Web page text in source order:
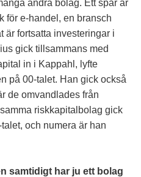
andra bolag. Ett spår är
för e-handel, en bransch
är fortsatta investeringar i
gick tillsammans med
in i Kappahl, lyfte
på 00-talet. Han gick också
de omvandlades från
riskkapitalbolag gick
och numera är han
samtidigt har ju ett bolag